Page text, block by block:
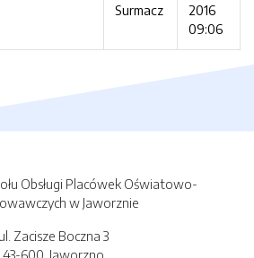
Surmacz
2016
09:06
Obsługi Placówek Oświatowo-
w Jaworznie
ul. Zacisze Boczna 3
43-600, Jaworzno